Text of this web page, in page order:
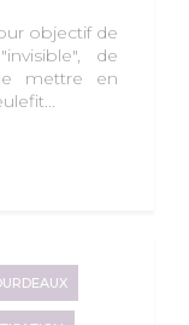
objectif de
de
mettre en